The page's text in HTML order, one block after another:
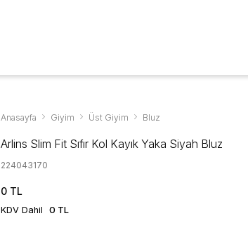
Anasayfa Giyim Üst Giyim Bluz
Arlins Slim Fit Sıfır Kol Kayık Yaka Siyah Bluz
224043170
0 TL
KDV Dahil 0 TL